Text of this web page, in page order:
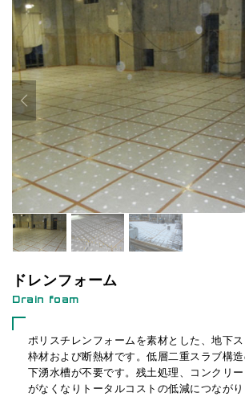
について
ー
リサイ
クル
建築土
木
ン
機能材
経営理
念
採用情
報
バシーポリ
ドレンフォーム
Drain foam
ポリスチレンフォームを素材とした、地下
枠材および断熱材です。低層二重スラブ構
下湧水槽が不要です。残土処理、コンクリ
がなくなりトータルコストの低減につながり